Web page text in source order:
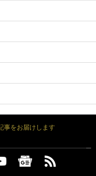
事をお届けします